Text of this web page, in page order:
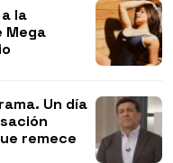
la
Mega
Un día
remece